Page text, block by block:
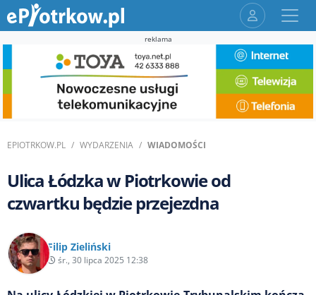
reklama
EPIOTRKOW.PL WYDARZENIA WIADOMOŚCI
Ulica Łódzka w Piotrkowie od
czwartku będzie przejezdna
Filip Zieliński
śr., 30 lipca 2025 12:38